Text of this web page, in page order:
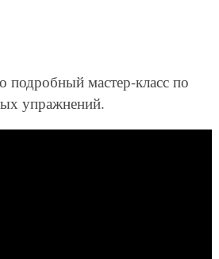
подробный мастер-класс по
упражнений.